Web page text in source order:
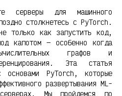
серверы для машинного
столкнетесь с PyTorch.
только как запустить код,
капотом — особенно когда
графов и
Эта статья
основами PyTorch, которые
развертывания ML-
Мы пройдемся по